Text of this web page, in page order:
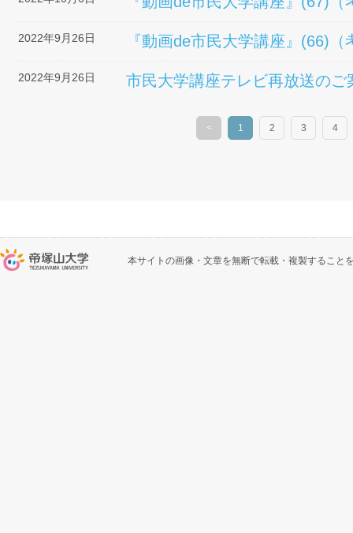
2022年9月26日 『動画de市民大学講座』(66)（
2022年9月26日 市民大学講座テレビ再放送のご
< 1
（このページ）
2 3 4
本サイトの画像・文章を無断で転載・複製すること